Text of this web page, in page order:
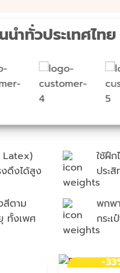
ำทั่วประเทศไทย
Latex)
ดึงได้สูง
สีตาม
ทั้งเพศ
ใช้ฝึ
ประ
พกพ
กระ
-